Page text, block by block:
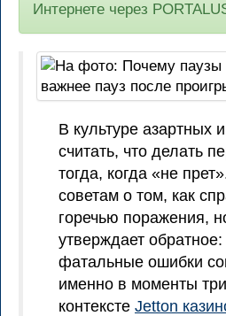
Интернете через
В культуре азартных
считать, что делать
тогда, когда «не
советам о том, как
горечью поражения,
утверждает
фатальные ошибки
именно в моменты
контексте Jetton